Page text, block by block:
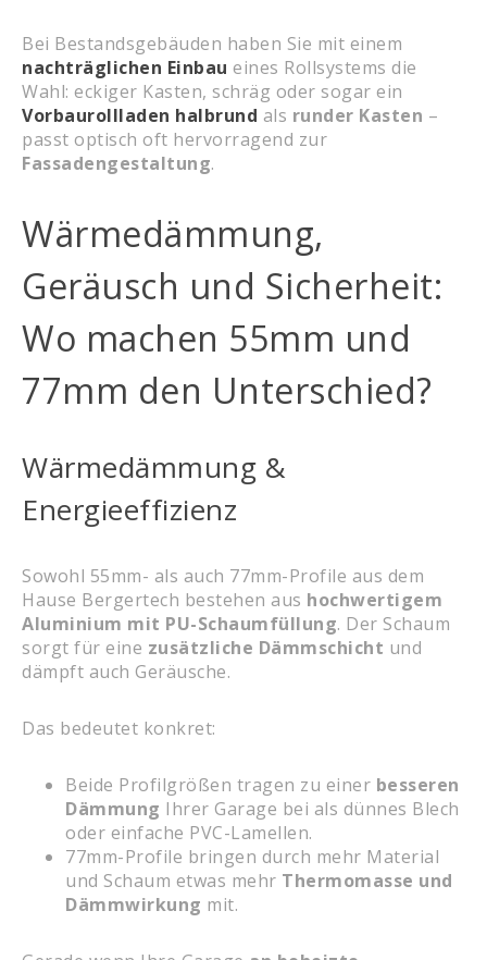
Bei Bestandsgebäuden haben Sie mit einem
nachträglichen Einbau eines Rollsystems die
Wahl: eckiger Kasten, schräg oder sogar ein
Vorbaurollladen halbrund als runder Kasten –
passt optisch oft hervorragend zur
Fassadengestaltung.
Wärmedämmung,
Geräusch und Sicherheit:
Wo machen 55mm und
77mm den Unterschied?
Wärmedämmung &
Energieeffizienz
Sowohl 55mm- als auch 77mm-Profile aus dem
Hause Bergertech bestehen aus hochwertigem
Aluminium mit PU-Schaumfüllung. Der Schaum
sorgt für eine zusätzliche Dämmschicht und
dämpft auch Geräusche.
Das bedeutet konkret:
Beide Profilgrößen tragen zu einer besseren
Dämmung Ihrer Garage bei als dünnes Blech
oder einfache PVC-Lamellen.
77mm-Profile bringen durch mehr Material
und Schaum etwas mehr Thermomasse und
Dämmwirkung mit.